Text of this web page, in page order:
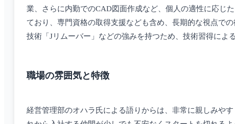
業、さらに内勤でのCAD図面作成など、個人の適性に応じ
ており、専門資格の取得支援なども含め、長期的な視点で
技術「Jリムーバー」などの強みを持つため、技術習得によ
職場の雰囲気と特徴
経営管理部のオハラ氏による語りからは、非常に親しみや